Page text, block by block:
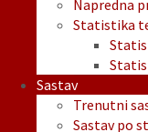
Napredna
Statistika
Sastav
Trenutni
Sastav po